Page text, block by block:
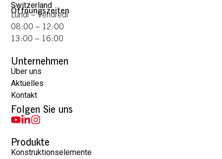
Switzerland
Öffnungszeiten
Lundi – Vendredi
08:00 – 12:00
13:00 – 16:00
Unternehmen
Über uns
Aktuelles
Kontakt
Folgen Sie uns
Produkte
Konstruktionselemente